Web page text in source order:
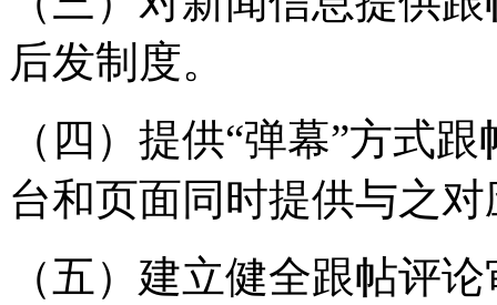
后发制度。
（四）提供“弹幕”方式
台和页面同时提供与之
（五）建立健全跟帖评